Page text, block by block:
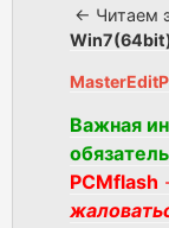
<- Читаем
Важная
PCMflash